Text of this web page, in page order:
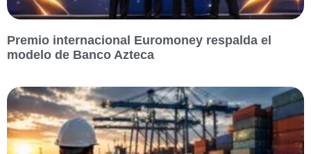
Premio internacional Euromoney respalda el
modelo de Banco Azteca